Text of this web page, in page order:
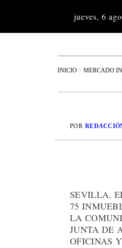
jueves, 6
INICIO MERCADO
POR
SEVILLA.
75
LA
JUNTA DE
OFICINAS